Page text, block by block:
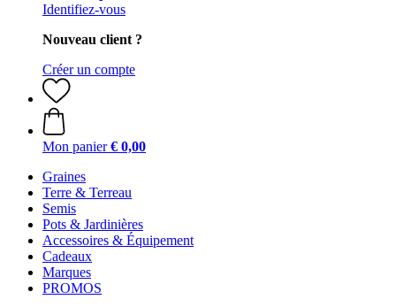
Identifiez-vous
Nouveau client ?
Créer un compte
Mon panier € 0,00
Graines
Terre & Terreau
Semis
Pots & Jardinières
Accessoires & Équipement
Cadeaux
Marques
PROMOS